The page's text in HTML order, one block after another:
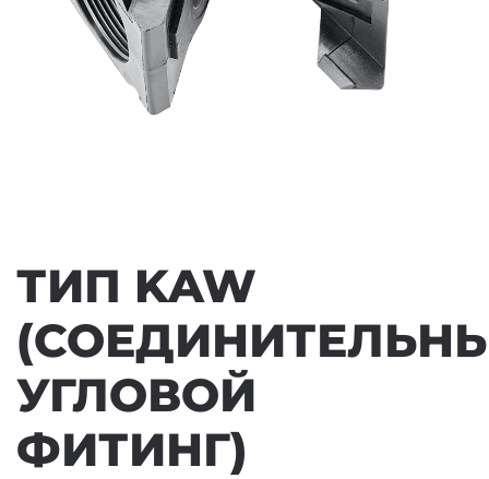
ТИП KAW
УГЛОВОЙ
ФИТИНГ)